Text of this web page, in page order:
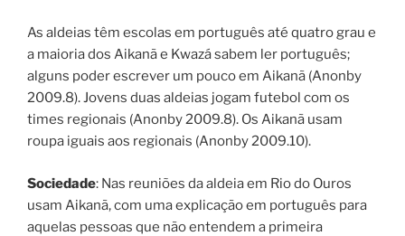
As aldeias têm escolas em português até quatro grau e
a maioria dos Aikanã e Kwazá sabem ler português;
alguns poder escrever um pouco em Aikanã (Anonby
2009.8). Jovens duas aldeias jogam futebol com os
times regionais (Anonby 2009.8). Os Aikanã usam
roupa iguais aos regionais (Anonby 2009.10).
Sociedade: Nas reuniões da aldeia em Rio do Ouros
usam Aikanã, com uma explicação em português para
aquelas pessoas que não entendem a primeira